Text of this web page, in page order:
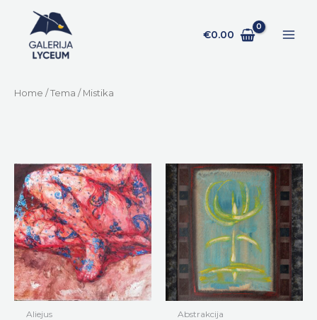
turinio
€0.00
Home / Tema / Mistika
Aliejus Abstrakcija